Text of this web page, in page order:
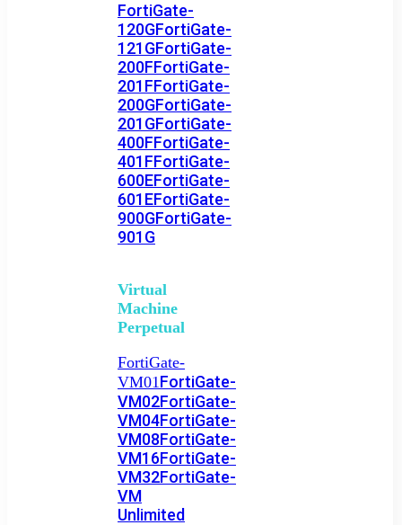
FortiGate-
120GFortiGate-
121GFortiGate-
200FFortiGate-
201FFortiGate-
200GFortiGate-
201GFortiGate-
400FFortiGate-
401FFortiGate-
600EFortiGate-
601EFortiGate-
900GFortiGate-
901G
Virtual
Machine
Perpetual
FortiGate-
VM01FortiGate-
VM02FortiGate-
VM04FortiGate-
VM08FortiGate-
VM16FortiGate-
VM32FortiGate-
VM
Unlimited